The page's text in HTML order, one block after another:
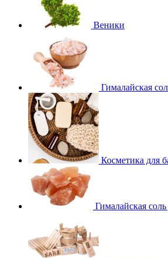
Веники
Гималайская
Косметика для
Гималайская